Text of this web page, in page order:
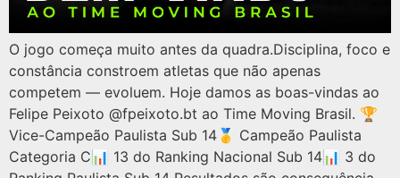
O jogo começa muito antes da quadra.Disciplina, foco e
constância constroem atletas que não apenas
competem — evoluem. Hoje damos as boas-vindas ao
Felipe Peixoto @fpeixoto.bt ao Time Moving Brasil. 🏆
Vice-Campeão Paulista Sub 14🥇 Campeão Paulista
Categoria C📊 13 do Ranking Nacional Sub 14📊 3 do